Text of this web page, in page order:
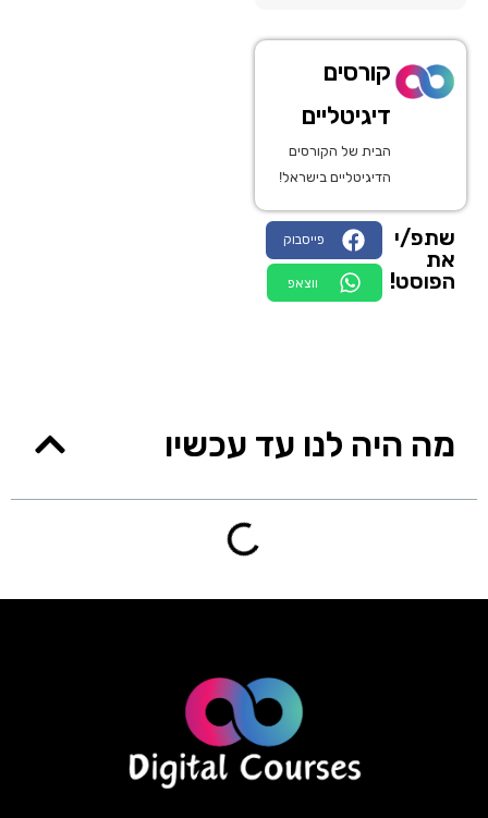
קורסים
דיגיטליים
הבית של הקורסים
הדיגיטליים בישראל!
שתפ/י
את
הפוסט!
פייסבוק
ווצאפ
מה היה לנו עד עכשיו